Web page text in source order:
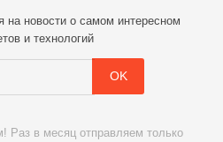
на новости о самом интересном
и технологий
Раз в месяц отправляем только